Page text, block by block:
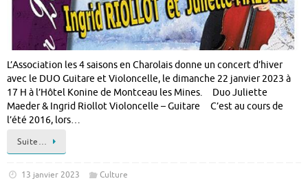
L’Association les 4 saisons en Charolais donne un concert d’hiver
avec le DUO Guitare et Violoncelle, le dimanche 22 janvier 2023 à
17 H à l’Hôtel Konine de Montceau les Mines. Duo Juliette
Maeder & Ingrid Riollot Violoncelle – Guitare C’est au cours de
l’été 2016, lors…
Suite…
13 janvier 2023 Culture